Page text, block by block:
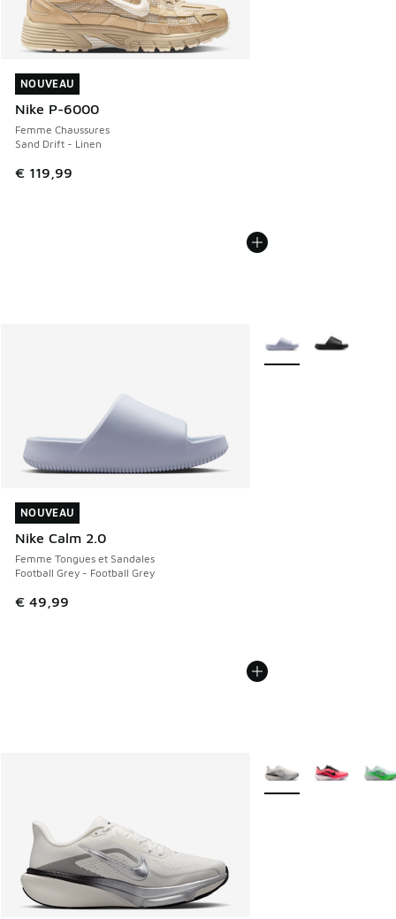
NOUVEAU
Nike P-6000
Femme Chaussures
Sand Drift - Linen
€ 119,99
NOUVEAU
NOUVEAU
Nike Calm 2.0
Femme Tongues et Sandales
Football Grey - Football Grey
€ 49,99
NOUVEAU
Plus de couleurs
Plus de couleurs